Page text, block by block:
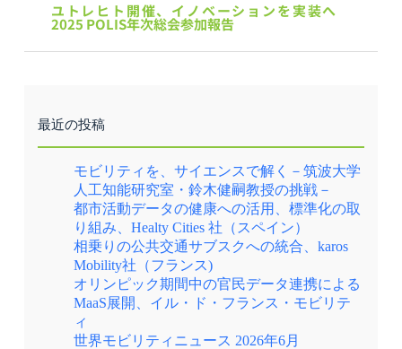
ユトレヒト開催、イノベーションを実装へ
2025 POLIS年次総会参加報告
最近の投稿
モビリティを、サイエンスで解く－筑波大学
人工知能研究室・鈴木健嗣教授の挑戦－
都市活動データの健康への活用、標準化の取
り組み、Healty Cities 社（スペイン）
相乗りの公共交通サブスクへの統合、karos
Mobility社（フランス)
オリンピック期間中の官民データ連携による
MaaS展開、イル・ド・フランス・モビリテ
ィ
世界モビリティニュース 2026年6月